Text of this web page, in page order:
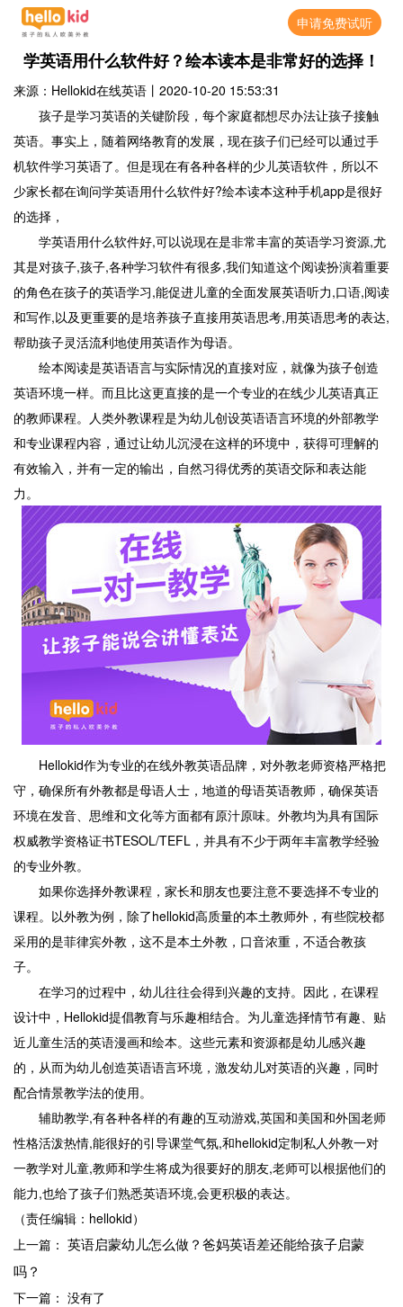
申请免费试听
学英语用什么软件好？绘本读本是非常好的选择！
来源：Hellokid在线英语 丨 2020-10-20 15:53:31
孩子是学习英语的关键阶段，每个家庭都想尽办法让孩子接触
英语。事实上，随着网络教育的发展，现在孩子们已经可以通过手
机软件学习英语了。但是现在有各种各样的少儿英语软件，所以不
少家长都在询问学英语用什么软件好?绘本读本这种手机app是很好
的选择，
学英语用什么软件好,可以说现在是非常丰富的英语学习资源,尤
其是对孩子,孩子,各种学习软件有很多,我们知道这个阅读扮演着重要
的角色在孩子的英语学习,能促进儿童的全面发展英语听力,口语,阅读
和写作,以及更重要的是培养孩子直接用英语思考,用英语思考的表达,
帮助孩子灵活流利地使用英语作为母语。
绘本阅读是英语语言与实际情况的直接对应，就像为孩子创造
英语环境一样。而且比这更直接的是一个专业的在线少儿英语真正
的教师课程。人类外教课程是为幼儿创设英语语言环境的外部教学
和专业课程内容，通过让幼儿沉浸在这样的环境中，获得可理解的
有效输入，并有一定的输出，自然习得优秀的英语交际和表达能
力。
Hellokid作为专业的在线外教英语品牌，对外教老师资格严格把
守，确保所有外教都是母语人士，地道的母语英语教师，确保英语
环境在发音、思维和文化等方面都有原汁原味。外教均为具有国际
权威教学资格证书TESOL/TEFL，并具有不少于两年丰富教学经验
的专业外教。
如果你选择外教课程，家长和朋友也要注意不要选择不专业的
课程。以外教为例，除了hellokid高质量的本土教师外，有些院校都
采用的是菲律宾外教，这不是本土外教，口音浓重，不适合教孩
子。
在学习的过程中，幼儿往往会得到兴趣的支持。因此，在课程
设计中，Hellokid提倡教育与乐趣相结合。为儿童选择情节有趣、贴
近儿童生活的英语漫画和绘本。这些元素和资源都是幼儿感兴趣
的，从而为幼儿创造英语语言环境，激发幼儿对英语的兴趣，同时
配合情景教学法的使用。
辅助教学,有各种各样的有趣的互动游戏,英国和美国和外国老师
性格活泼热情,能很好的引导课堂气氛,和hellokid定制私人外教一对
一教学对儿童,教师和学生将成为很要好的朋友,老师可以根据他们的
能力,也给了孩子们熟悉英语环境,会更积极的表达。
（责任编辑：hellokid）
上一篇： 英语启蒙幼儿怎么做？爸妈英语差还能给孩子启蒙
吗？
下一篇： 没有了